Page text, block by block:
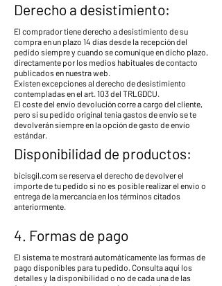
Derecho a desistimiento:
El comprador tiene derecho a desistimiento de su
compra en un plazo 14 días desde la recepción del
pedido siempre y cuando se comunique en dicho plazo,
directamente por los medios habituales de contacto
publicados en nuestra web.
Existen excepciones al derecho de desistimiento
contempladas en el art. 103 del TRLGDCU.
El coste del envío devolución corre a cargo del cliente,
pero si su pedido original tenia gastos de envío se te
devolverán siempre en la opción de gasto de envío
estándar.
Disponibilidad de productos:
bicisgil.com se reserva el derecho de devolver el
importe de tu pedido si no es posible realizar el envío o
entrega de la mercancía en los términos citados
anteriormente.
4. Formas de pago
El sistema te mostrará automáticamente las formas de
pago disponibles para tu pedido. Consulta aquí los
detalles y la disponibilidad o no de cada una de las